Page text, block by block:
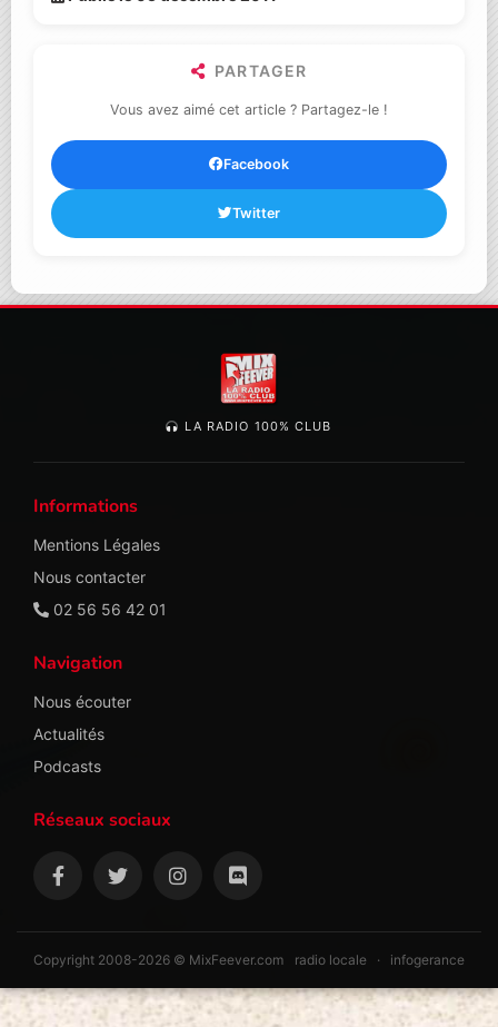
PARTAGER
Vous avez aimé cet article ? Partagez-le !
Facebook
Twitter
LA RADIO 100% CLUB
Informations
Mentions Légales
Nous contacter
02 56 56 42 01
Navigation
Nous écouter
Actualités
Podcasts
Réseaux sociaux
Copyright 2008-2026 © MixFeever.com radio locale · infogerance